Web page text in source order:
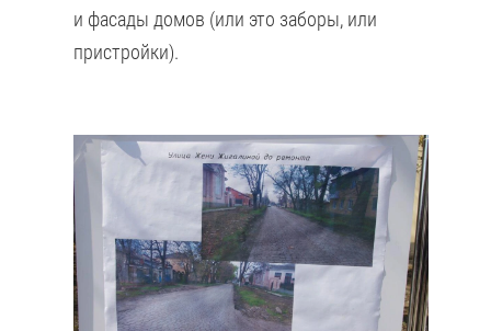
и фасады домов (или это заборы, или
пристройки).